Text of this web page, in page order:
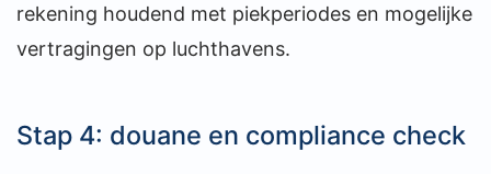
rekening houdend met piekperiodes en mogelijke
vertragingen op luchthavens.
Stap 4: douane en compliance check